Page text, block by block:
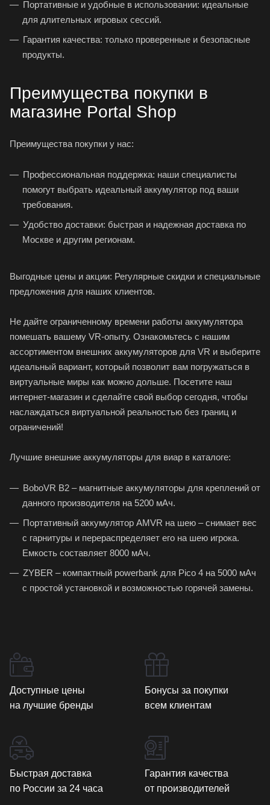
Портативные и удобные в использовании: идеальные
для длительных игровых сессий.
Гарантия качества: только проверенные и безопасные
продукты.
Преимущества покупки в
магазине Portal Shop
Преимущества покупки у нас:
Профессиональная поддержка: наши специалисты
помогут выбрать идеальный аккумулятор под ваши
требования.
Удобство доставки: быстрая и надежная доставка по
Москве и другим регионам.
Выгодные цены и акции: Регулярные скидки и специальные
предложения для наших клиентов.
Не дайте ограниченному времени работы аккумулятора
помешать вашему VR-опыту. Ознакомьтесь с нашим
ассортиментом внешних аккумуляторов для VR и выберите
идеальный вариант, который позволит вам погружаться в
виртуальные миры как можно дольше. Посетите наш
интернет-магазин и сделайте свой выбор сегодня, чтобы
наслаждаться виртуальной реальностью без границ и
ограничений!
Лучшие внешние аккумуляторы для виар в каталоге:
BoboVR B2 – магнитные аккумуляторы для креплений от
данного производителя на 5200 мАч.
Портативный аккумулятор AMVR на шею – снимает вес
с гарнитуры и перераспределяет его на шею игрока.
Емкость составляет 8000 мАч.
ZYBER – компактный powerbank для Pico 4 на 5000 мАч
с простой установкой и возможностью горячей замены.
Доступные цены
на лучшие бренды
Бонусы за покупки
всем клиентам
Быстрая доставка
по России за 24 часа
Гарантия качества
от производителей